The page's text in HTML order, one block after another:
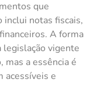
que
inclui notas fiscais,
A forma
legislação vigente
mas a essência é
acessíveis e